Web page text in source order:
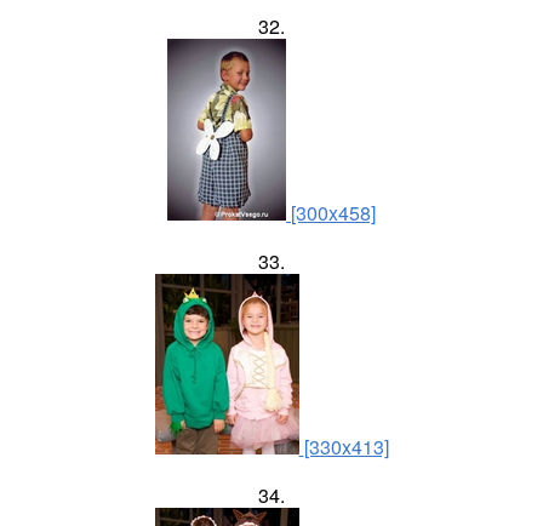
32.
[300x458]
33.
[330x413]
34.